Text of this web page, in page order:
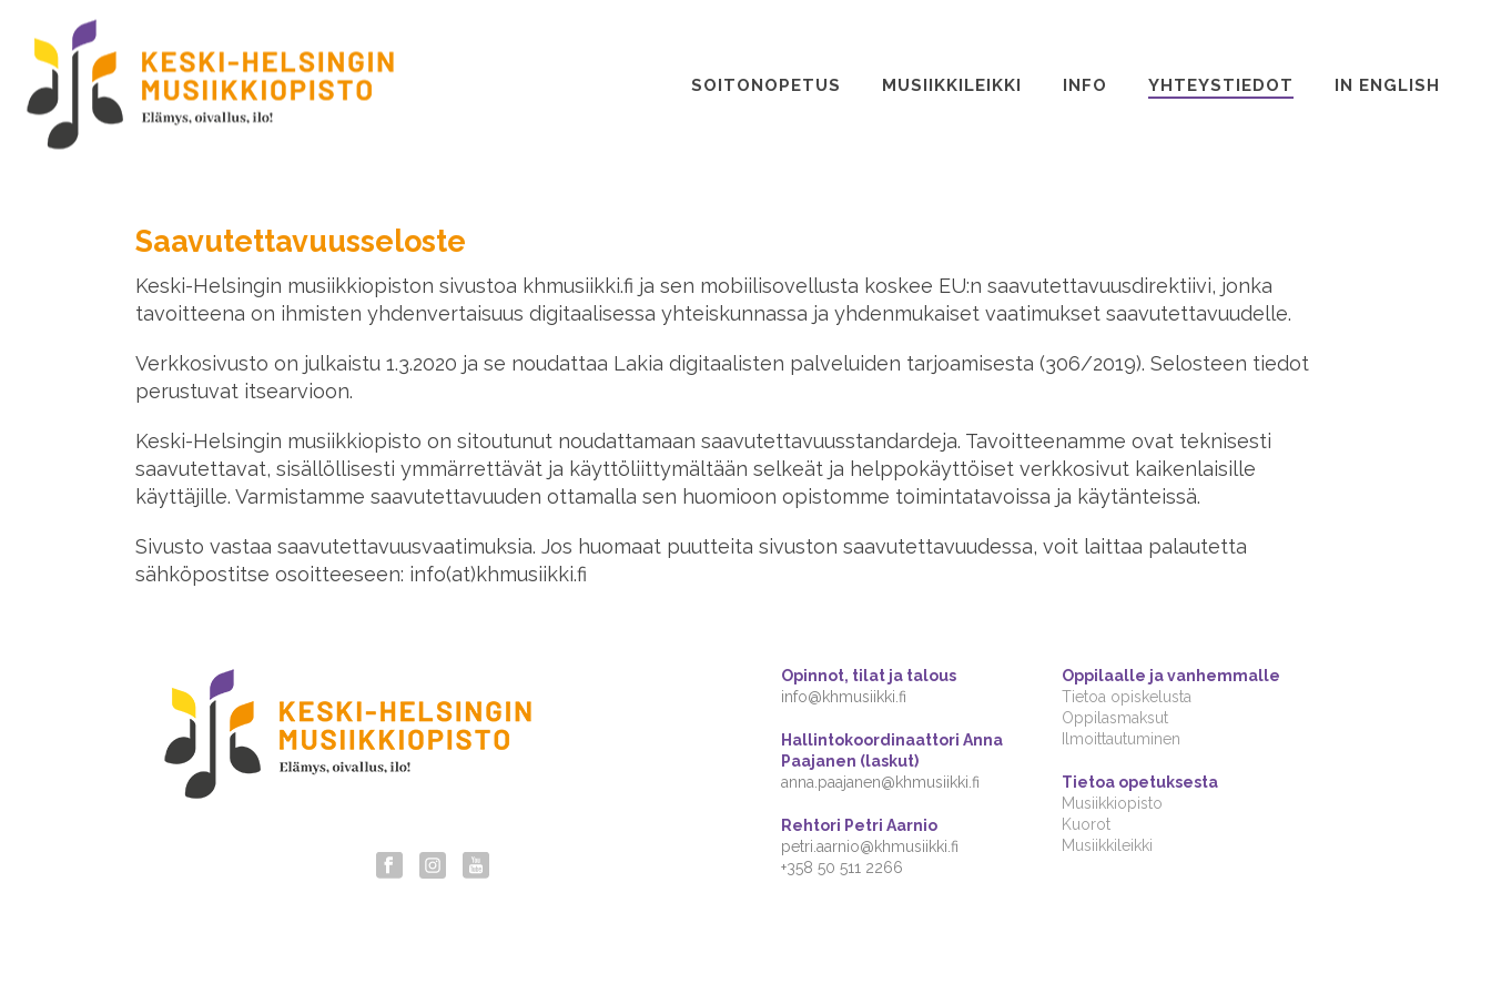
SOITONOPETUS MUSIIKKILEIKKI INFO YHTEYSTIEDOT IN ENGLISH
Saavutettavuusseloste
Keski-Helsingin musiikkiopiston sivustoa khmusiikki.fi ja sen mobiilisovellusta koskee EU:n saavutettavuusdirektiivi, jonka
tavoitteena on ihmisten yhdenvertaisuus digitaalisessa yhteiskunnassa ja yhdenmukaiset vaatimukset saavutettavuudelle.
Verkkosivusto on julkaistu 1.3.2020 ja se noudattaa Lakia digitaalisten palveluiden tarjoamisesta (306/2019). Selosteen tiedot
perustuvat itsearvioon.
Keski-Helsingin musiikkiopisto on sitoutunut noudattamaan saavutettavuusstandardeja. Tavoitteenamme ovat teknisesti
saavutettavat, sisällöllisesti ymmärrettävät ja käyttöliittymältään selkeät ja helppokäyttöiset verkkosivut kaikenlaisille
käyttäjille. Varmistamme saavutettavuuden ottamalla sen huomioon opistomme toimintatavoissa ja käytänteissä.
Sivusto vastaa saavutettavuusvaatimuksia. Jos huomaat puutteita sivuston saavutettavuudessa, voit laittaa palautetta
sähköpostitse osoitteeseen: info(at)khmusiikki.fi
Opinnot, tilat ja talous
info@khmusiikki.fi
Hallintokoordinaattori Anna
Paajanen (laskut)
anna.paajanen@khmusiikki.fi
Rehtori Petri Aarnio
petri.aarnio@khmusiikki.fi
+358 50 511 2266
Oppilaalle ja vanhemmalle
Tietoa opiskelusta
Oppilasmaksut
Ilmoittautuminen
Tietoa opetuksesta
Musiikkiopisto
Kuorot
Musiikkileikki